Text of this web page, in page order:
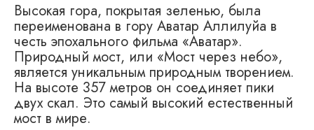
Высокая гора, покрытая зеленью, была
переименована в гору Аватар Аллилуйа в
честь эпохального фильма «Аватар».
Природный мост, или «Мост через небо»,
является уникальным природным творением.
На высоте 357 метров он соединяет пики
двух скал. Это самый высокий естественный
мост в мире.